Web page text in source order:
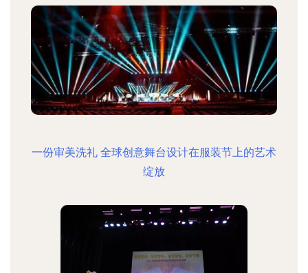
一份审美洗礼 全球创意舞台设计在服装节上的艺术
绽放